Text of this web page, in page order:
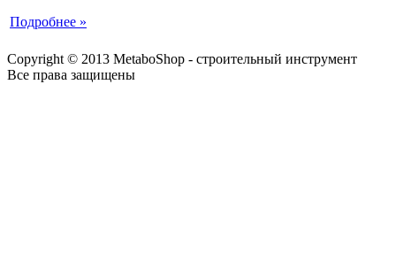
Подробнее »
Copyright © 2013 MetaboShop - строительный инструмент
Все права защищены